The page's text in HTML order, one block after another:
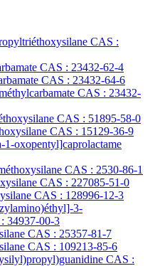
CAS :
CAS : 23432-62-4
CAS : 23432-64-6
CAS : 23432-
CAS : 51895-58-0
CAS : 15129-36-9
oxopentyl]caprolactame
CAS : 2530-86-1
CAS : 227085-51-0
CAS : 128996-12-3
3-
34937-00-3
CAS : 25357-81-7
CAS : 109213-85-6
CAS :